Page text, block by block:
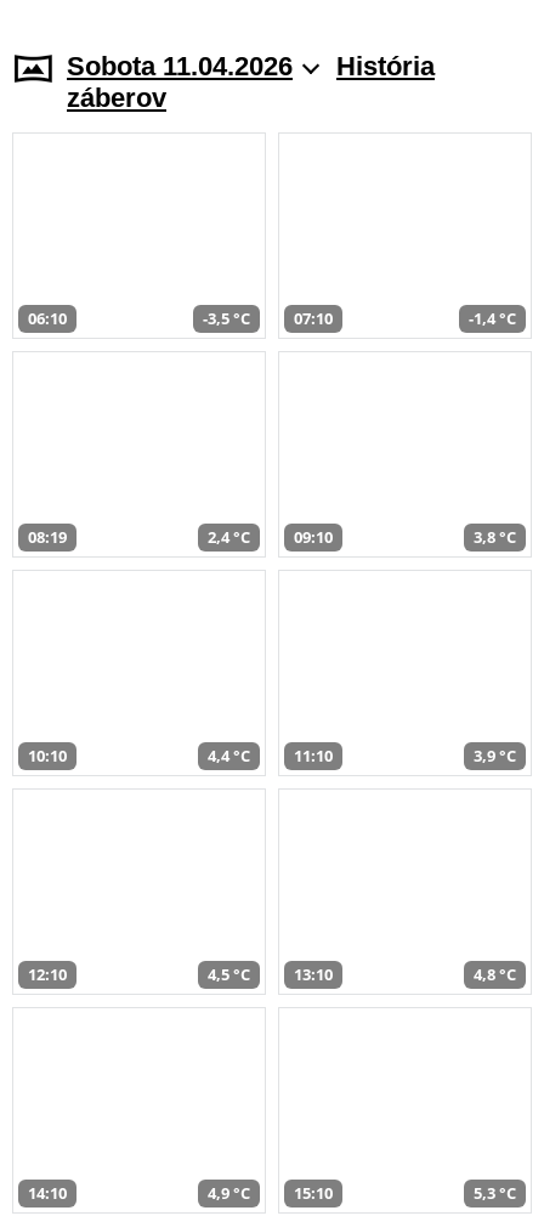
Sobota 11.04.2026
História
záberov
06:10 -3,5 °C 07:10 -1,4 °C
08:19 2,4 °C 09:10 3,8 °C
10:10 4,4 °C 11:10 3,9 °C
12:10 4,5 °C 13:10 4,8 °C
14:10 4,9 °C 15:10 5,3 °C